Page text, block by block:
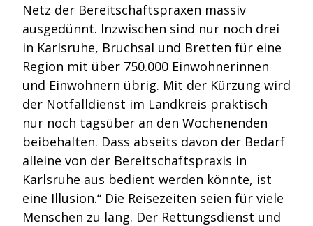
Netz der Bereitschaftspraxen massiv
ausgedünnt. Inzwischen sind nur noch drei
in Karlsruhe, Bruchsal und Bretten für eine
Region mit über 750.000 Einwohnerinnen
und Einwohnern übrig. Mit der Kürzung wird
der Notfalldienst im Landkreis praktisch
nur noch tagsüber an den Wochenenden
beibehalten. Dass abseits davon der Bedarf
alleine von der Bereitschaftspraxis in
Karlsruhe aus bedient werden könnte, ist
eine Illusion.“ Die Reisezeiten seien für viele
Menschen zu lang. Der Rettungsdienst und